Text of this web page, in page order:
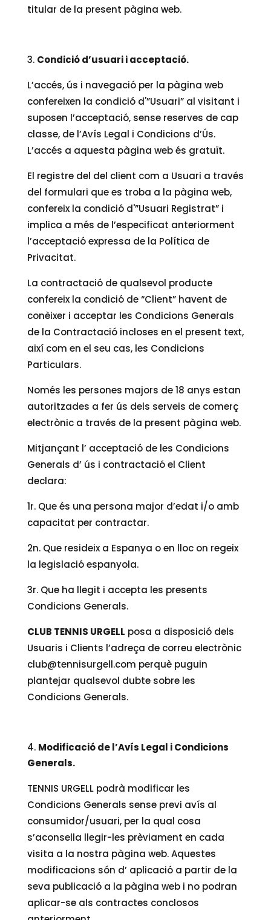
titular de la present pàgina web.
Condició d’usuari i acceptació.
L’accés, ús i navegació per la pàgina web
confereixen la condició d'”Usuari” al visitant i
suposen l’acceptació, sense reserves de cap
classe, de l’Avís Legal i Condicions d’Ús.
L’accés a aquesta pàgina web és gratuït.
El registre del del client com a Usuari a través
del formulari que es troba a la pàgina web,
confereix la condició d'”Usuari Registrat” i
implica a més de l’especificat anteriorment
l’acceptació expressa de la Política de
Privacitat.
La contractació de qualsevol producte
confereix la condició de “Client” havent de
conèixer i acceptar les Condicions Generals
de la Contractació incloses en el present text,
així com en el seu cas, les Condicions
Particulars.
Només les persones majors de 18 anys estan
autoritzades a fer ús dels serveis de comerç
electrònic a través de la present pàgina web.
Mitjançant l’ acceptació de les Condicions
Generals d’ ús i contractació el Client
declara:
1r. Que és una persona major d’edat i/o amb
capacitat per contractar.
2n. Que resideix a Espanya o en lloc on regeix
la legislació espanyola.
3r. Que ha llegit i accepta les presents
Condicions Generals.
CLUB TENNIS URGELL posa a disposició dels
Usuaris i Clients l’adreça de correu electrònic
club@tennisurgell.com perquè puguin
plantejar qualsevol dubte sobre les
Condicions Generals.
Modificació de l’Avís Legal i Condicions
Generals.
TENNIS URGELL podrà modificar les
Condicions Generals sense previ avís al
consumidor/usuari, per la qual cosa
s’aconsella llegir-les prèviament en cada
visita a la nostra pàgina web. Aquestes
modificacions són d’ aplicació a partir de la
seva publicació a la pàgina web i no podran
aplicar-se als contractes conclosos